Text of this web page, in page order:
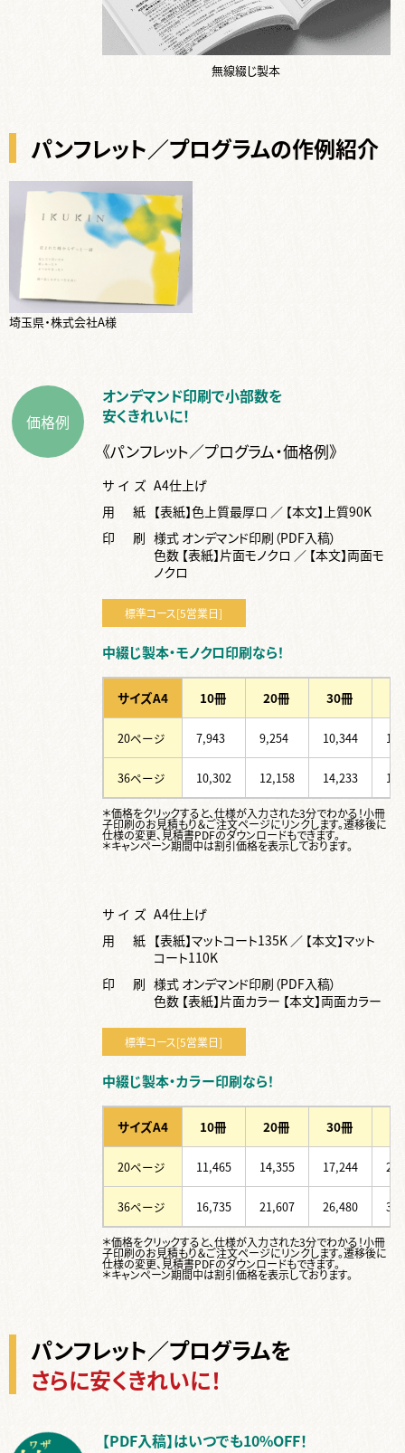
無線綴じ製本
パンフレット／プログラムの作例紹介
埼玉県・株式会社A様
価格例
オンデマンド印刷で小部数を
安くきれいに！
《パンフレット／プログラム・価格例》
サイズ A4仕上げ
用紙 【表紙】色上質最厚口 ／ 【本文】上質90K
印刷 様式 オンデマンド印刷（PDF入稿）
色数 【表紙】片面モノクロ ／ 【本文】両面モ
ノクロ
標準コース[5営業日]
中綴じ製本・モノクロ印刷なら！
サイズA4 10冊 20冊 30冊
20ページ 7,943 9,254 10,344
36ページ 10,302 12,158 14,233
＊価格をクリックすると、仕様が入力された3分でわかる！小冊
子印刷のお見積もり＆ご注文ページにリンクします。遷移後に
仕様の変更、見積書PDFのダウンロードもできます。
＊キャンペーン期間中は割引価格を表示しております。
サイズ A4仕上げ
用紙 【表紙】マットコート135K ／ 【本文】マット
コート110K
印刷 様式 オンデマンド印刷（PDF入稿）
色数 【表紙】片面カラー 【本文】両面カラー
標準コース[5営業日]
中綴じ製本・カラー印刷なら！
サイズA4 10冊 20冊 30冊
20ページ 11,465 14,355 17,244
36ページ 16,735 21,607 26,480
＊価格をクリックすると、仕様が入力された3分でわかる！小冊
子印刷のお見積もり＆ご注文ページにリンクします。遷移後に
仕様の変更、見積書PDFのダウンロードもできます。
＊キャンペーン期間中は割引価格を表示しております。
パンフレット／プログラムを
さらに安くきれいに！
【PDF入稿】はいつでも10%OFF！